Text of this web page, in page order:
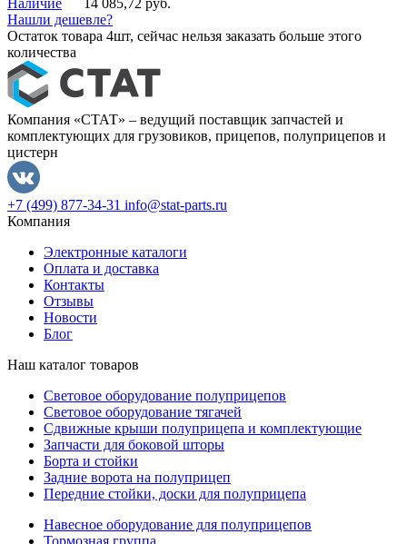
Наличие
14 085,72 руб.
Нашли дешевле?
Остаток товара 4шт, сейчас нельзя заказать больше этого
количества
Компания «СТАТ» – ведущий поставщик запчастей и
комплектующих для грузовиков, прицепов, полуприцепов и
цистерн
+7 (499) 877-34-31 info@stat-parts.ru
Компания
Электронные каталоги
Оплата и доставка
Контакты
Отзывы
Новости
Блог
Наш каталог товаров
Световое оборудование полуприцепов
Световое оборудование тягачей
Сдвижные крыши полуприцепа и комплектующие
Запчасти для боковой шторы
Борта и стойки
Задние ворота на полуприцеп
Передние стойки, доски для полуприцепа
Навесное оборудование для полуприцепов